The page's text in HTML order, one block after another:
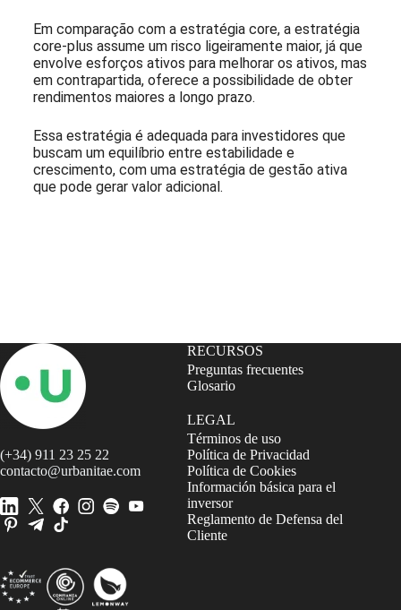
Em comparação com a estratégia core, a estratégia
core-plus assume um risco ligeiramente maior, já que
envolve esforços ativos para melhorar os ativos, mas
em contrapartida, oferece a possibilidade de obter
rendimentos maiores a longo prazo.
Essa estratégia é adequada para investidores que
buscam um equilíbrio entre estabilidade e
crescimento, com uma estratégia de gestão ativa
que pode gerar valor adicional.
(+34) 911 23 25 22
contacto@urbanitae.com
RECURSOS
Preguntas frecuentes
Glosario
LEGAL
Términos de uso
Política de Privacidad
Política de Cookies
Información básica para el
inversor
Reglamento de Defensa del
Cliente